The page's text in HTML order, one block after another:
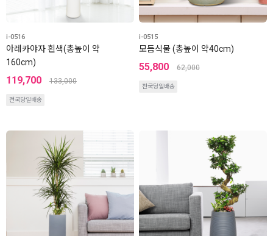
i-0516
아레카야자 흰색(총높이 약
160cm)
119,700 133,000
전국당일배송
i-0515
모듬식물 (총높이 약40cm)
55,800 62,000
전국당일배송